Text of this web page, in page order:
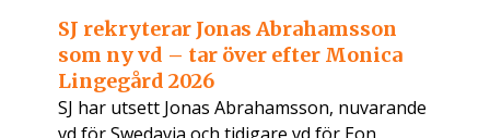
SJ rekryterar Jonas Abrahamsson
som ny vd – tar över efter Monica
Lingegård 2026
SJ har utsett Jonas Abrahamsson, nuvarande